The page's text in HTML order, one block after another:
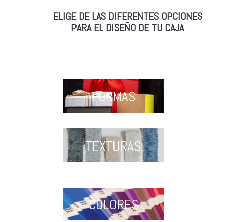
ELIGE DE LAS DIFERENTES OPCIONES
PARA EL DISEÑO DE TU CAJA
FORMAS
TEXTURAS
COLORES